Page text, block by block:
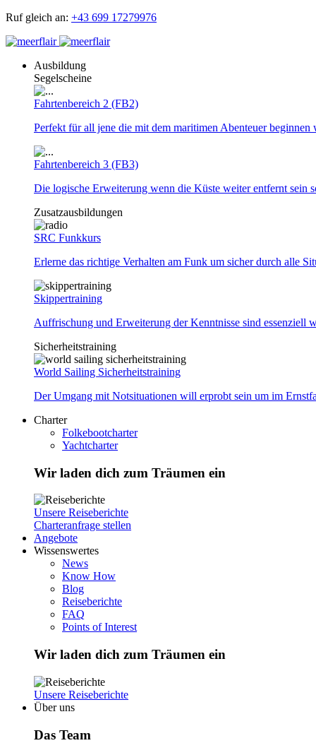
Ruf gleich an: +43 699 17279976
Ausbildung
Segelscheine
Fahrtenbereich 2 (FB2)
Perfekt für all jene die mit dem maritimen Abenteuer beginnen
Fahrtenbereich 3 (FB3)
Die logische Erweiterung wenn die Küste weiter entfernt sein
Zusatzausbildungen
SRC Funkkurs
Erlerne das richtige Verhalten am Funk um sicher durch alle
Skippertraining
Auffrischung und Erweiterung der Kenntnisse sind essenziell
Sicherheitstraining
World Sailing Sicherheitstraining
Der Umgang mit Notsituationen will erprobt sein um im
Charter
Folkebootcharter
Yachtcharter
Wir laden dich zum Träumen ein
Unsere Reiseberichte
Charteranfrage stellen
Angebote
Wissenswertes
News
Know How
Blog
Reiseberichte
FAQ
Points of Interest
Wir laden dich zum Träumen ein
Unsere Reiseberichte
Über uns
Das Team